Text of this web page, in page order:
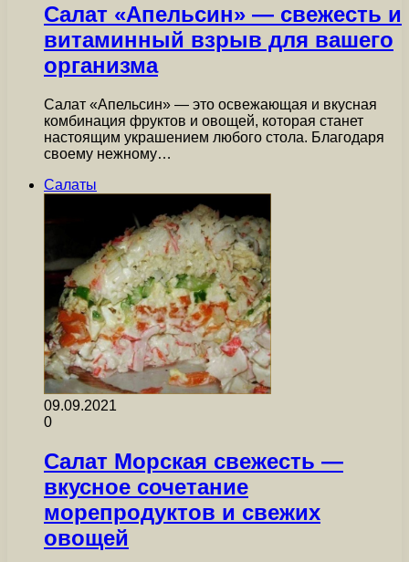
Салат «Апельсин» — свежесть и
витаминный взрыв для вашего
организма
Салат «Апельсин» — это освежающая и вкусная
комбинация фруктов и овощей, которая станет
настоящим украшением любого стола. Благодаря
своему нежному…
Салаты
09.09.2021
0
Салат Морская свежесть —
вкусное сочетание
морепродуктов и свежих
овощей